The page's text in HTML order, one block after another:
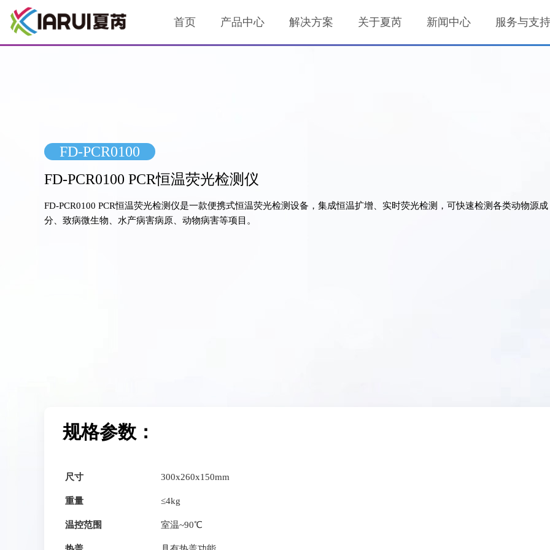
首页 产品中心 解决方案 关于夏芮 新闻中心 服务与支持
FD-PCR0100
FD-PCR0100 PCR恒温荧光检测仪
FD-PCR0100 PCR恒温荧光检测仪是一款便携式恒温荧光检测设备，集成恒温扩增、实时荧光检测，可快速检测各类动物源成
分、致病微生物、水产病害病原、动物病害等项目。
规格参数：
尺寸 300x260x150mm
重量 ≤4kg
温控范围 室温~90℃